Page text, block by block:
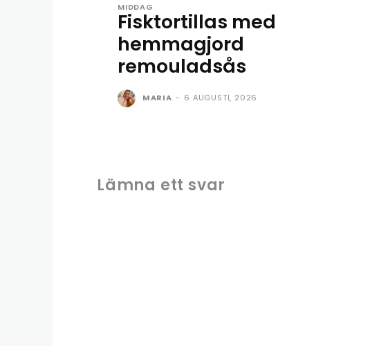
MIDDAG
Fisktortillas med
hemmagjord
remouladsås
MARIA - 6 AUGUSTI, 2026
Lämna ett svar